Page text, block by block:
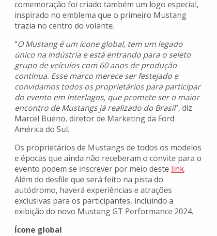
comemoração foi criado também um logo especial,
inspirado no emblema que o primeiro Mustang
trazia no centro do volante.
“O Mustang é um ícone global, tem um legado
único na indústria e está entrando para o seleto
grupo de veículos com 60 anos de produção
contínua. Esse marco merece ser festejado e
convidamos todos os proprietários para participar
do evento em Interlagos, que promete ser o maior
encontro de Mustangs já realizado do Brasil”, diz
Marcel Bueno, diretor de Marketing da Ford
América do Sul.
Os proprietários de Mustangs de todos os modelos
e épocas que ainda não receberam o convite para o
evento podem se inscrever por meio deste link.
Além do desfile que será feito na pista do
autódromo, haverá experiências e atrações
exclusivas para os participantes, incluindo a
exibição do novo Mustang GT Performance 2024.
Ícone global